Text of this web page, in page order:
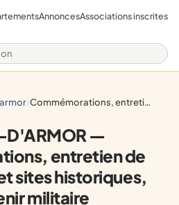
AnnoncesAssociations inscrites
/ commémorations, entretien de monuments et sites historiques, souvenir militaire
D'ARMOR —
entretien de
sites historiques,
militaire